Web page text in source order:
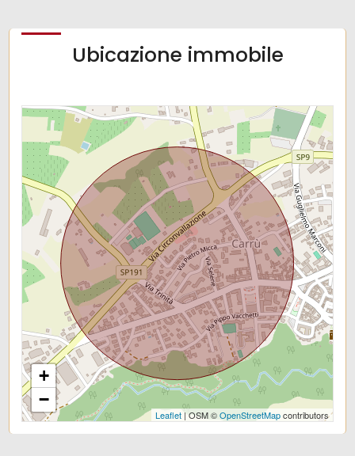
Scuole Elementari
Bar
Uffici postali
Uffici comunali
Ubicazione immobile
+
−
Leaflet| OSM ©OpenStreetMapcontributors